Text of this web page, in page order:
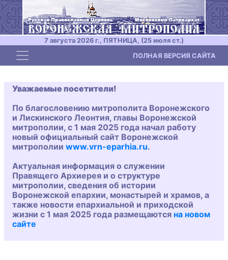
7 августа 2026 г., ПЯТНИЦА, (25 июля ст.)
Toggle navigation ПОЛНАЯ ВЕРСИЯ САЙТА
Уважаемые посетители!
По благословению митрополита Воронежского
и Лискинского Леонтия, главы Воронежской
митрополии, с 1 мая 2025 года начал работу
новый официальный сайт Воронежской
митрополии www.vrn-eparhia.ru.
Актуальная информация о служении
Правящего Архиерея и о структуре
митрополии, сведения об истории
Воронежской епархии, монастырей и храмов, а
также новости епархиальной и приходской
жизни с 1 мая 2025 года размещаются на новом
сайте